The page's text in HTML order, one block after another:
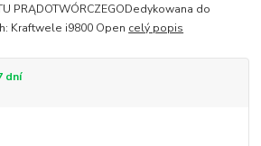
PRĄDOTWÓRCZEGODedykowana do
Kraftwele i9800 Open celý popis
dní